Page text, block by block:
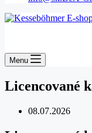
Menu
Licencované
08.07.2026